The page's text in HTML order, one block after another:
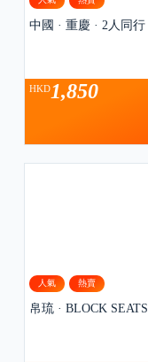
中國 · 重慶 · 2人同
HKD1,850
人氣 熱賣
帛琉 · BLOCK